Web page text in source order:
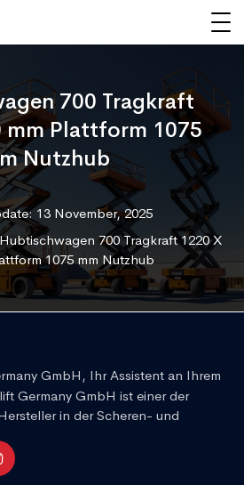
700 Tragkraft
mm Plattform 1075
Nutzhub
13 November, 2025
Hubtischwagen 700 Tragkraft 1220 X
1075 mm Nutzhub
GmbH, Ihr Assistent an Ihrem
Germany GmbH ist einer der
in der Scheren- und